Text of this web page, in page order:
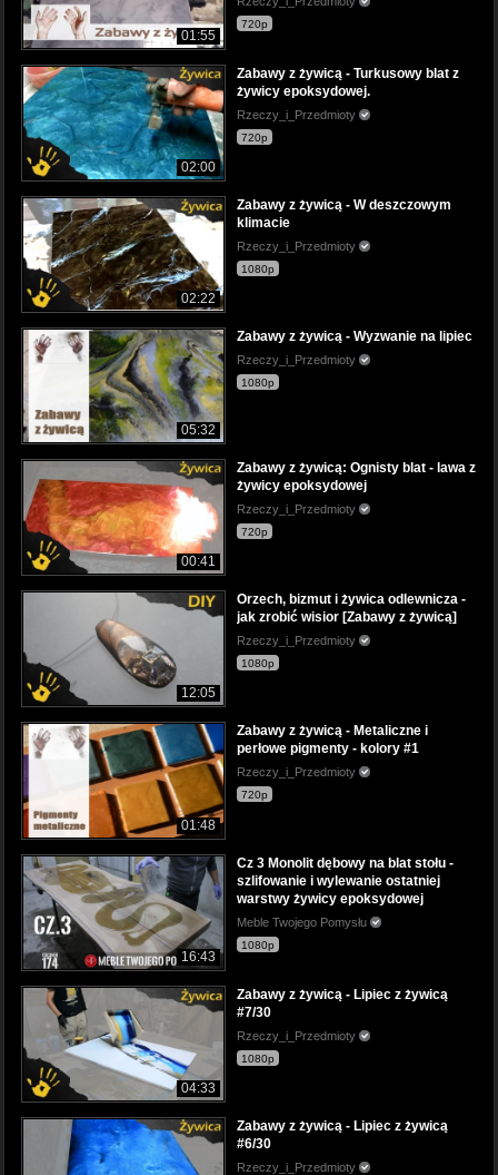
01:55
720p
02:00
Zabawy z żywicą - Turkusowy blat z
żywicy epoksydowej.
Rzeczy_i_Przedmioty
720p
02:22
Zabawy z żywicą - W deszczowym
klimacie
Rzeczy_i_Przedmioty
1080p
05:32
Zabawy z żywicą - Wyzwanie na lipiec
Rzeczy_i_Przedmioty
1080p
00:41
Zabawy z żywicą: Ognisty blat - lawa z
żywicy epoksydowej
Rzeczy_i_Przedmioty
720p
12:05
Orzech, bizmut i żywica odlewnicza -
jak zrobić wisior [Zabawy z żywicą]
Rzeczy_i_Przedmioty
1080p
01:48
Zabawy z żywicą - Metaliczne i
perłowe pigmenty - kolory #1
Rzeczy_i_Przedmioty
720p
16:43
Cz 3 Monolit dębowy na blat stołu -
szlifowanie i wylewanie ostatniej
warstwy żywicy epoksydowej
Meble Twojego Pomysłu
1080p
04:33
Zabawy z żywicą - Lipiec z żywicą
#7/30
Rzeczy_i_Przedmioty
1080p
Zabawy z żywicą - Lipiec z żywicą
#6/30
Rzeczy_i_Przedmioty